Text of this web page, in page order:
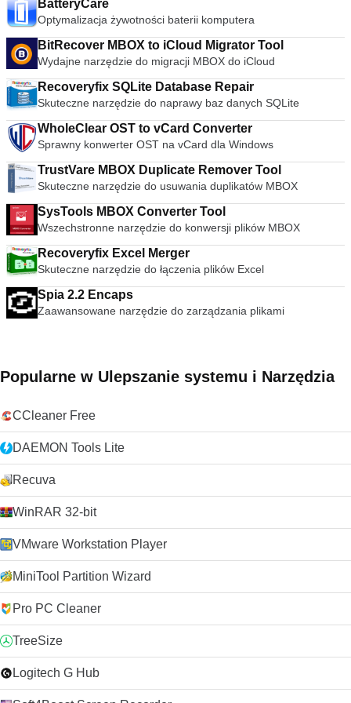
przeciągnij i upuść pliki, aby je odtworzyć lub otworzyć za
pomocą plików i folderów, a następnie użyj klasycznych
przycisków nawigacji multimedialnej, aby odtwarzać,
wstrzymywać, zatrzymywać, pomijać, edytować prędkość
różnorodność skórek i opcji dostosowywania oznacza, że
standardowy wygląd nie powinien wystarczyć, aby
uniemożliwić wybranie VLC jako domyślnego odtwarzacza
multimediów. Zaawansowane opcje Nie pozwól, aby prosty
interfejs VLC Media Player Cię oszukał, w zakładkach
odtwarzania, audio, wideo, narzędzi i widoków jest ogromna
różnorodność opcji odtwarzacza. Możesz grać z ustawieniami
synchronizacji, w tym korektorem graficznym z wieloma
ustawieniami wstępnymi, nakładkami, efektami specjalnymi,
efektami wideo AtmoLight, przestrzennym układem audio i
dostosowywanymi ustawieniami kompresji zakresu. Możesz
nawet dodawać napisy do filmów, dodając plik SRT do folderu
wideo. streszczenie VLC Media Player to po prostu
darmowy odtwarzacz multimediów. Słusznie dominuje na
rynku bezpłatnych odtwarzaczy multimedialnych od ponad 10
Pobierz tutaj
BatteryCare
Optymalizacja żywotności baterii komputera
BitRecover MBOX to iCloud Migrator Tool
Wydajne narzędzie do migracji MBOX do iCloud
Recoveryfix SQLite Database Repair
Skuteczne narzędzie do naprawy baz danych SQLite
WholeClear OST to vCard Converter
Sprawny konwerter OST na vCard dla Windows
TrustVare MBOX Duplicate Remover Tool
Skuteczne narzędzie do usuwania duplikatów MBOX
SysTools MBOX Converter Tool
Wszechstronne narzędzie do konwersji plików MBOX
Recoveryfix Excel Merger
Skuteczne narzędzie do łączenia plików Excel
Spia 2.2 Encaps
Zaawansowane narzędzie do zarządzania plikami
Popularne w Ulepszanie systemu i Narzędzia
CCleaner Free
DAEMON Tools Lite
Recuva
WinRAR 32-bit
VMware Workstation Player
MiniTool Partition Wizard
Pro PC Cleaner
TreeSize
Logitech G Hub